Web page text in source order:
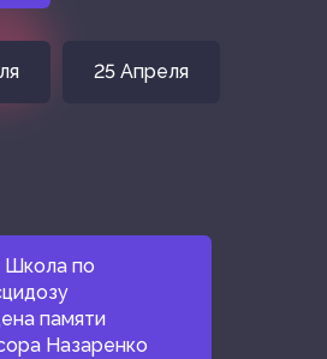
25 Апреля
по
памяти
Назаренко